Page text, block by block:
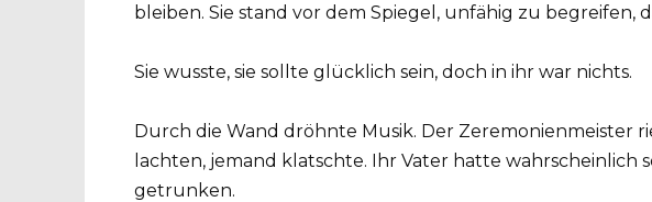
bleiben. Sie stand vor dem Spiegel, unfähig zu begreifen,
Sie wusste, sie sollte glücklich sein, doch in ihr war nichts.
Durch die Wand dröhnte Musik. Der Zeremonienmeister
lachten, jemand klatschte. Ihr Vater hatte wahrscheinlich
getrunken.